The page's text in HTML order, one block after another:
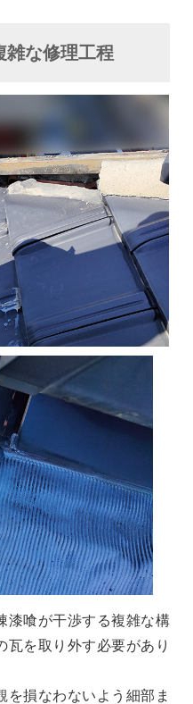
雑な修理工程
漆喰が干渉する複雑な構
瓦を取り外す必要があり
を損なわないよう細部ま